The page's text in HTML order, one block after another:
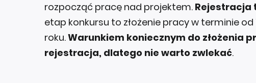
rozpocząć pracę nad projektem. Rejestracja
etap konkursu to złożenie pracy w terminie od
roku.Warunkiem koniecznym do złożenia
rejestracja, dlatego nie warto zwlekać.